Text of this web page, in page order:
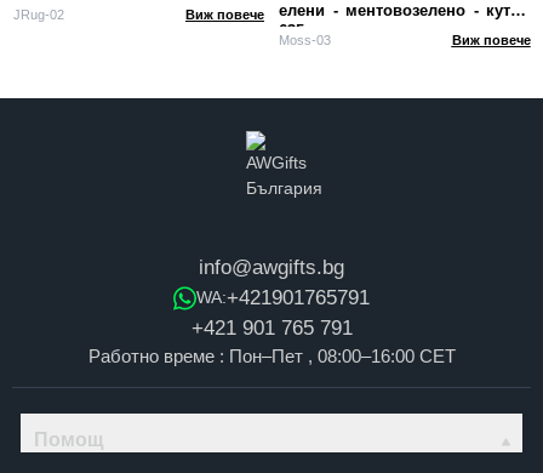
JRug-02 Виж повече
елени - ментовозелено - кутия
635 г
Moss-03 Виж повече
info@awgifts.bg
WA:+421901765791
+421 901 765 791
Работно време : Пон–Пет , 08:00–16:00 CET
Помощ